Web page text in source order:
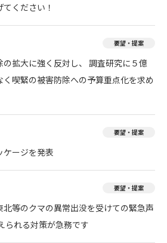
ください！
要望・提案
拡大に強く反対し、 調査研究に５億
喫緊の被害防除への予算重点化を求め
要望・提案
ケージを発表
要望・提案
等のクマの異常出没を受けての緊急声
られる対策が急務です